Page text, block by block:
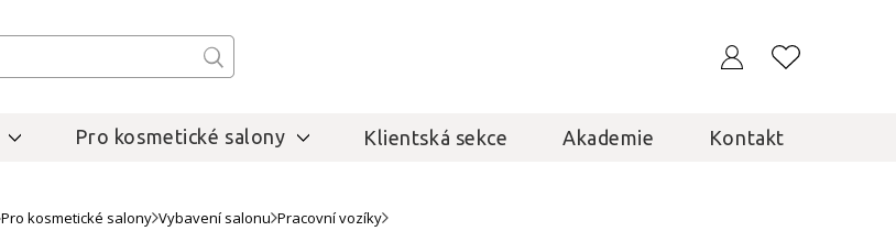
Pro kosmetické salony Klientská sekce Akademie Kontakt
Pro kosmetické salony Vybavení salonu Pracovní vozíky